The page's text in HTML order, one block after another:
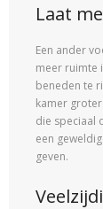
Laat
Een ander
meer ruimte
beneden te
kamer
die speciaal
een
geven.